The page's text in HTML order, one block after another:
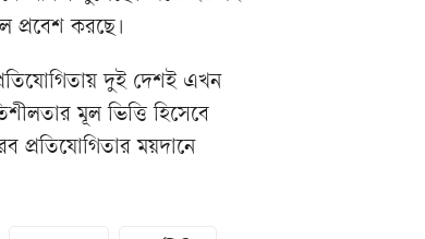
প্রবেশ করছে।
দুই দেশই এখন
মূল ভিত্তি হিসেবে
প্রতিযোগিতার ময়দানে